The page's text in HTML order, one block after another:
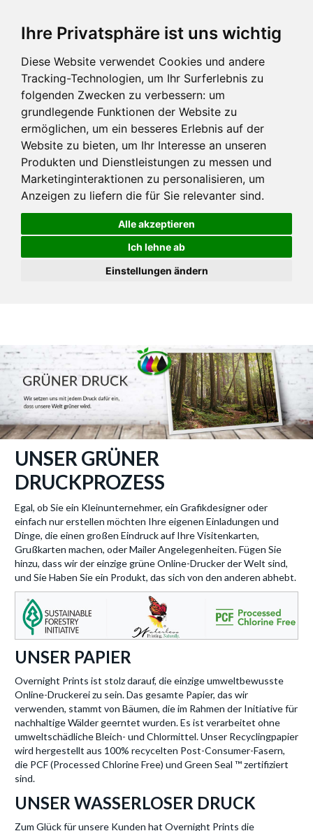
Ihre Privatsphäre ist uns wichtig
Diese Website verwendet Cookies und andere
Tracking-Technologien, um Ihr Surferlebnis zu
folgenden Zwecken zu verbessern: um
grundlegende Funktionen der Website zu
ermöglichen, um ein besseres Erlebnis auf der
Website zu bieten, um Ihr Interesse an unseren
Produkten und Dienstleistungen zu messen und
Marketinginteraktionen zu personalisieren, um
Anzeigen zu liefern die für Sie relevanter sind.
Alle akzeptieren
Ich lehne ab
Einstellungen ändern
UNSER GRÜNER
DRUCKPROZESS
Egal, ob Sie ein Kleinunternehmer, ein Grafikdesigner oder
einfach nur erstellen möchten Ihre eigenen Einladungen und
Dinge, die einen großen Eindruck auf Ihre Visitenkarten,
Grußkarten machen, oder Mailer Angelegenheiten. Fügen Sie
hinzu, dass wir der einzige grüne Online-Drucker der Welt sind,
und Sie Haben Sie ein Produkt, das sich von den anderen abhebt.
UNSER PAPIER
Overnight Prints ist stolz darauf, die einzige umweltbewusste
Online-Druckerei zu sein. Das gesamte Papier, das wir
verwenden, stammt von Bäumen, die im Rahmen der Initiative für
nachhaltige Wälder geerntet wurden. Es ist verarbeitet ohne
umweltschädliche Bleich- und Chlormittel. Unser Recyclingpapier
wird hergestellt aus 100% recycelten Post-Consumer-Fasern,
die PCF (Processed Chlorine Free) und Green Seal ™ zertifiziert
sind.
UNSER WASSERLOSER DRUCK
Zum Glück für unsere Kunden hat Overnight Prints die